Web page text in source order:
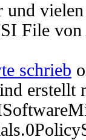
und
File von
schrieb
erstellt